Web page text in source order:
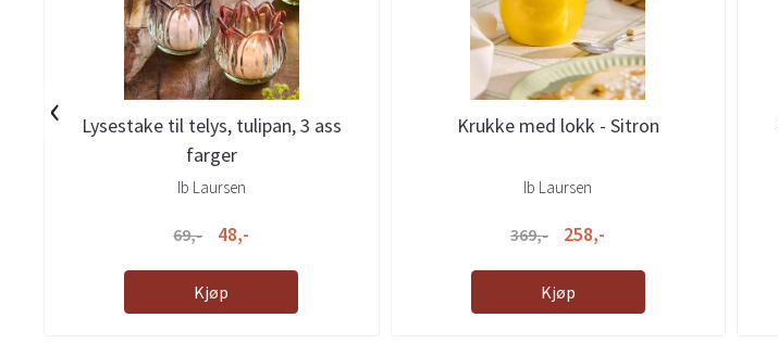
Lysestake til telys, tulipan, 3 ass
farger
Ib Laursen
69,- 48,-
Kjøp
Krukke med lokk - Sitron
Ib Laursen
369,- 258,-
Kjøp
‹